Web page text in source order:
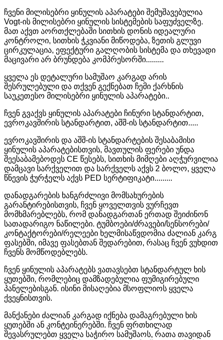
ჩვენი მილისებრი ყინულის აპარატები შემუშავებულია
Vogt-ის მილისებრი ყინულის სისტემების საფუძველზე.
მათ აქვთ აორთქლებაში სითხის დონის იდეალური
კონტროლი, სითხის ჭკვიანი მიწოდება, ზეთის გლუვი
ცირკულაცია, ეფექტური გალღობის სისტემა და თხევადი
მაცივარი არ ბრუნდება კომპრესორში.........
ყველა ეს დეტალური სამუშაო კარგად არის
შესრულებული და თქვენ გექნებათ ჩემი ქარხნის
საუკეთესო მილისებრი ყინულის აპარატები..
ჩვენ გვაქვს ყინულის აპარატები ჩინური სტანდარტით,
ევროკავშირის სტანდარტით, აშშ-ის სტანდარტით.....
ევროკავშირის და აშშ-ის სტანდარტების შესაბამისი
ყინულის აპარატებისთვის, მავთულის ფერები უნდა
შეესაბამებოდეს CE წესებს, სითხის მიმღები აღჭურვილია
დამცავი სარქველით და სარქველს აქვს 2 ბოლო, ყველა
წნევის ჭურჭელს აქვს PED სერტიფიკატი.........
დანადგარების ხანგრძლივი მომსახურების
გარანტირებისთვის, ჩვენ ყოველთვის ვურჩევთ
მომხმარებლებს, რომ დანადგართან ერთად შეიძინონ
სათადარიგო ნაწილები. ტუმბოები/ძრავები/სენსორები/
კონტაქტორები/რელეები ხელმისაწვდომია ძალიან კარგ
ფასებში, იმავე ფასებთან შედარებით, რასაც ჩვენ ვუხდით
ჩვენს მომწოდებლებს.
ჩვენ ყინულის აპარატებს ვათავსებთ სტანდარტულ ხის
ყუთებში, რომლებიც დამზადებულია ფუმიგირებული
პანელებისგან. ისინი მისაღებია მსოფლიოს ყველა
ქვეყნისთვის.
მანქანები ძალიან კარგად იქნება დამაგრებული ხის
ყუთებში ან კონტეინერებში. ჩვენ ფრთხილად
შევასრულებთ ყველა საჭირო სამუშაოს, რათა თავიდან